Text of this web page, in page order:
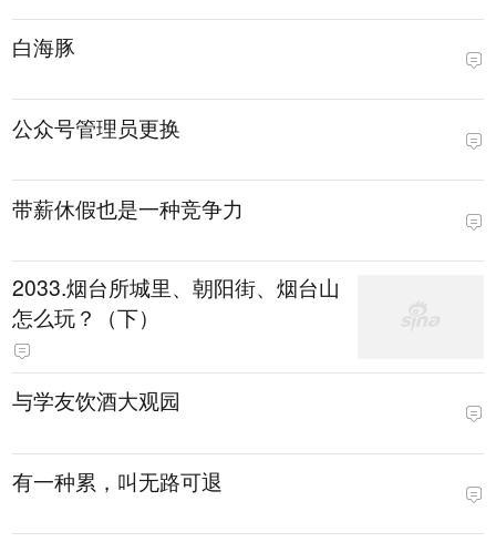
白海豚
公众号管理员更换
带薪休假也是一种竞争力
2033.烟台所城里、朝阳街、烟台山
怎么玩？（下）
与学友饮酒大观园
有一种累，叫无路可退